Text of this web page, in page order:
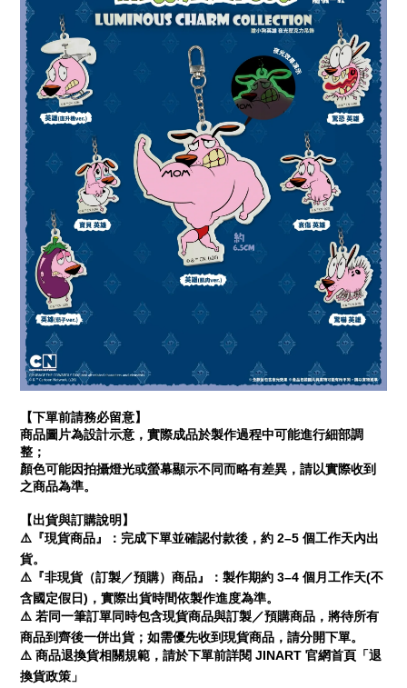
【下單前請務必留意】
商品圖片為設計示意，實際成品於製作過程中可能進行細部調
整；
顏色可能因拍攝燈光或螢幕顯示不同而略有差異，請以實際收到
之商品為準。
【出貨與訂購說明】
⚠️ 『現貨商品』：完成下單並確認付款後，約 2–5 個工作天內出
貨。
⚠️ 『非現貨（訂製／預購）商品』：製作期約 3–4 個月工作天(不
含國定假日 ) ，實際出貨時間依製作進度為準。
⚠️ 若同一筆訂單同時包含現貨商品與訂製／預購商品，將待所有
商品到齊後一併出貨；如需優先收到現貨商品，請分開下單。
⚠️ 商品退換貨相關規範，請於下單前詳閱 JINART 官網首頁「退
換貨政策」